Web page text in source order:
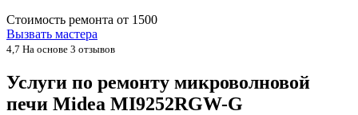
Стоимость ремонта от 1500
Вызвать мастера
4,7 На основе 3 отзывов
Услуги по ремонту микроволновой
печи Midea MI9252RGW-G